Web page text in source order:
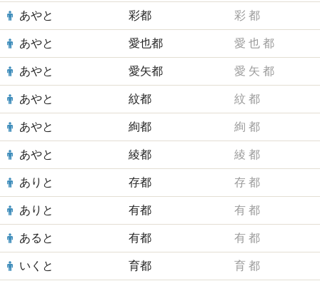
あやと 彩都 彩 都
あやと 愛也都 愛 也 都
あやと 愛矢都 愛 矢 都
あやと 紋都 紋 都
あやと 絢都 絢 都
あやと 綾都 綾 都
ありと 存都 存 都
ありと 有都 有 都
あると 有都 有 都
いくと 育都 育 都